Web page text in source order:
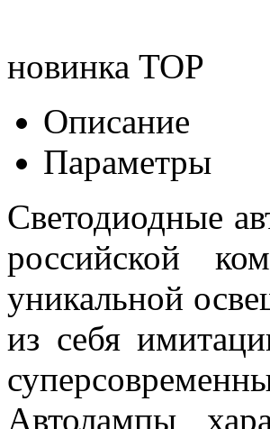
новинка TOP
Описание
Параметры
Светодиодные
российской
уникальной
из себя
Автолампы